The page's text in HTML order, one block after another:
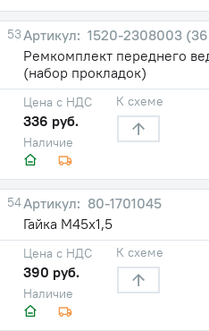
53
1520-2308003
Ремкомплект переднего
(набор прокладок)
Наличие
Цена с НДС
336 руб.
К схеме
54
80-1701045
Гайка М45х1,5
Наличие
Цена с НДС
390 руб.
К схеме